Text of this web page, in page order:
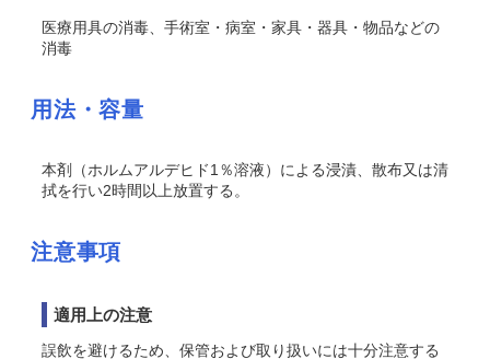
医療用具の消毒、手術室・病室・家具・器具・物品などの
消毒
用法・容量
本剤（ホルムアルデヒド1％溶液）による浸漬、散布又は清
拭を行い2時間以上放置する。
注意事項
適用上の注意
誤飲を避けるため、保管および取り扱いには十分注意する